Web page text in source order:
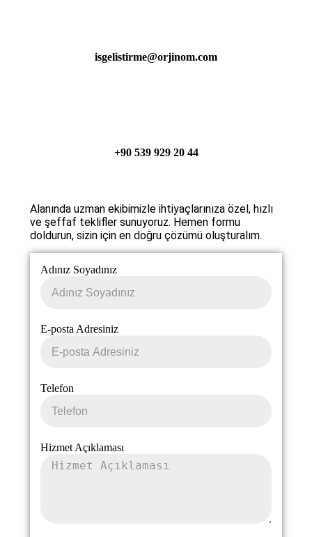
isgelistirme@orjinom.com
+90 539 929 20 44
Alanında uzman ekibimizle ihtiyaçlarınıza özel, hızlı
ve şeffaf teklifler sunuyoruz. Hemen formu
doldurun, sizin için en doğru çözümü oluşturalım.
Adınız Soyadınız
E-posta Adresiniz
Telefon
Hizmet Açıklaması